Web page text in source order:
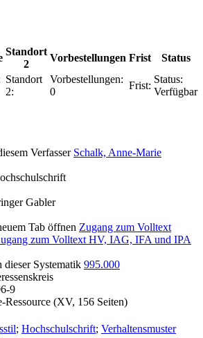
Standort
2
Vorbestellungen Frist
Status
Standort
2:
Vorbestellungen:
0
Frist:
Status:
Verfügbar
Verfasser Schalk, Anne-Marie
Gabler
Tab öffnen Zugang zum Volltext
zum Volltext HV, IAG, IFA und IPA
dieser Systematik 995.000
9
Ressource (XV, 156 Seiten)
; Hochschulschrift; Verhaltensmuster